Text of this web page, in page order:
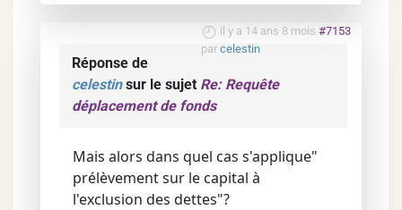
il y a 14 ans 8 mois #7153
par celestin
Réponse de
celestinsur le sujet Re: Requête
déplacement de fonds
Mais alors dans quel cas s'applique"
prélèvement sur le capital à
l'exclusion des dettes"?